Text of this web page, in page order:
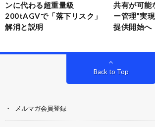
ンに代わる超重量級
200tAGVで「落下リスク」
解消と説明
共有が可能
ー管理”実
提供開始へ
Back to Top
メルマガ会員登録